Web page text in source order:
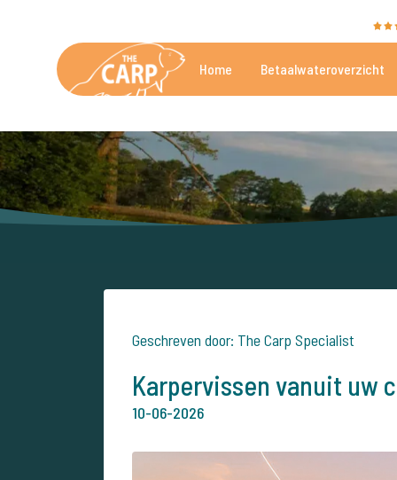
Home Betaalwateroverzicht
Geschreven door: The Carp Specialist
Karpervissen vanuit uw
10-06-2026